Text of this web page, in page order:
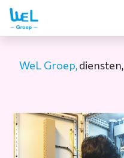
WeL Groep,diensten,